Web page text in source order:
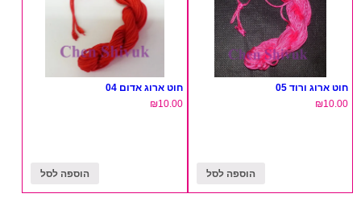
חוט ארוג ורוד 05
₪10.00
הוספה לסל
חוט ארוג אדום 04
₪10.00
הוספה לסל